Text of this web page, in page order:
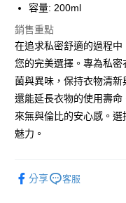
運送方式
全家取貨付款
每筆NT$85，滿
付款後全家取貨
7-11取貨付款
容量: 200ml
銷售重點
在追求私密舒適的過程
您的完美選擇。專為私
菌與異味，保持衣物清新
還能延長衣物的使用壽
來無與倫比的安心感。
魅力。
分享 客服